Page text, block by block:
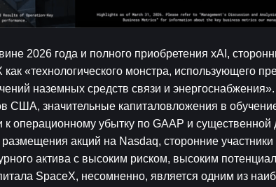
2026 года и полного приобретения xAI,
«технологического монстра, использующего
наземных средств связи и
США, значительные капиталовложения в
операционному убытку по GAAP и существенной
акций на Nasdaq, сторонние
актива с высоким риском, высоким
SpaceX, несомненно, является одним из